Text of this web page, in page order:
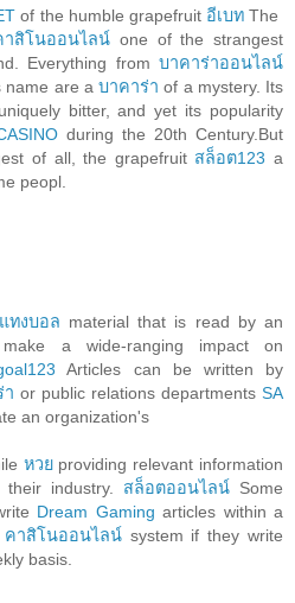
of the humble grapefruit อีเบทThe
าสิโนออนไลน์ one of the strangest
Everything fromบาคาร่าออนไลน์
name are aบาคาร่า of a mystery. Its
bitter, and yet its popularity
during the 20th Century.But
of all, the grapefruit สล็อต123 a
peopl.
แทงบอล material that is read by an
a wide-ranging impact on
Articles can be written by
า or public relations departments SA
an organization's
หวยproviding relevant information
industry. สล็อตออนไลน์ Some
Dream Gaming articles within a
คาสิโนออนไลน์system if they write
basis.